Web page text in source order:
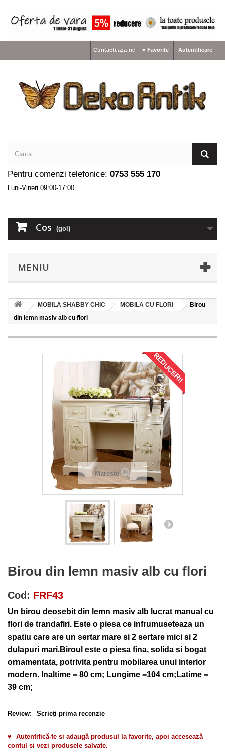
Autentificare
♥ Favorite
Contacteaza-ne
Pentru comenzi telefonice: 0753 555 170
Luni-Vineri 09:00-17:00
Cos (gol)
MENIU
MOBILA SHABBY CHIC MOBILA CU FLORI
Birou
din lemn masiv alb cu flori
REDUCERI!
Mareste
Birou din lemn masiv alb cu flori
Cod: FRF43
Un birou deosebit din lemn masiv alb lucrat manual cu
flori de trandafiri. Este o piesa ce infrumuseteaza un
spatiu care are un sertar mare si 2 sertare mici si 2
dulapuri mari.Biroul este o piesa fina, solida si bogat
ornamentata, potrivita pentru mobilarea unui interior
modern. Inaltime = 80 cm; Lungime =104 cm;Latime =
39 cm;
Review: Scrieți prima recenzie
♥
Autentifică-te si adaugă produsul la favorite, apoi accesează
contul si vezi produsele salvate.